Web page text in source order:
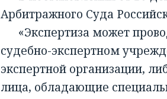
Арбитражного Суда
«Экспертиза может
судебно-экспертном
экспертной организации,
лица, обладающие